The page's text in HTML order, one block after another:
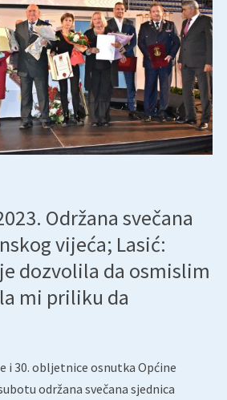
Održana svečana
vijeća; Lasić:
dozvolila da osmislim
mi priliku da
i 30. obljetnice osnutka Općine
održana svečana sjednica